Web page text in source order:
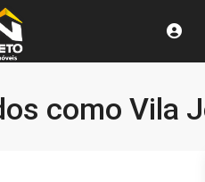
como Vila